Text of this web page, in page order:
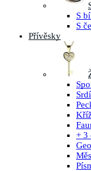
S
S
Přívěsky
+ 3